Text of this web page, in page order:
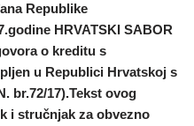
Republike
HRVATSKI SABOR
o kreditu s
u Republici Hrvatskoj s
br.72/17).Tekst ovog
i stručnjak za obvezno